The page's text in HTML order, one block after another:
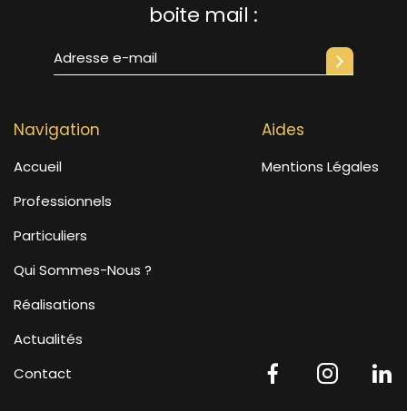
boite mail :
Navigation
Accueil
Professionnels
Particuliers
Qui Sommes-Nous ?
Réalisations
Actualités
Contact
Aides
Mentions Légales